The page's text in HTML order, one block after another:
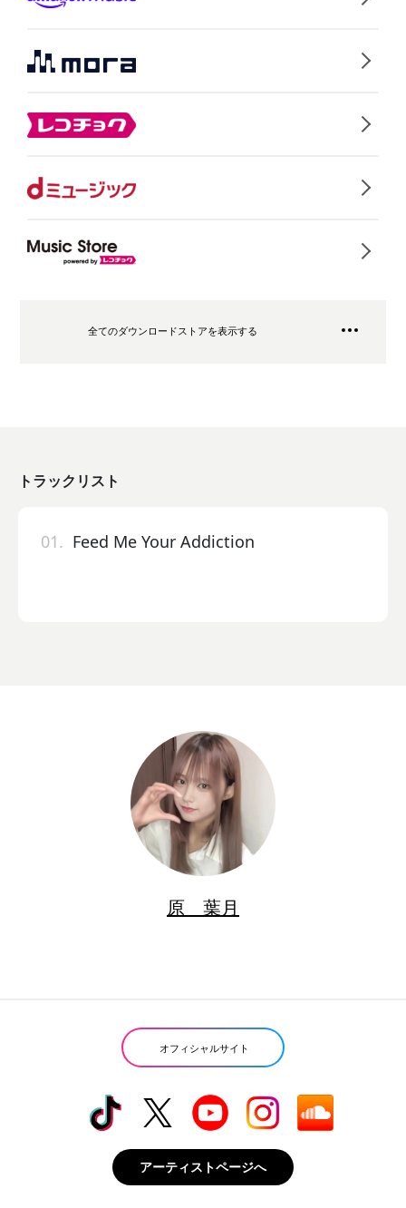
全てのダウンロードストアを表示する
トラックリスト
01. Feed Me Your Addiction
原 葉月
オフィシャルサイト
アーティストページへ